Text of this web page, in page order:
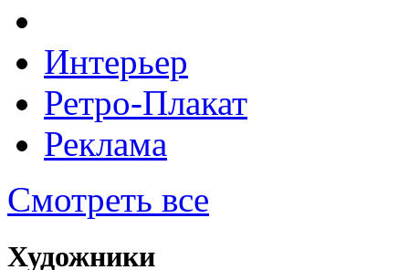
Интерьер
Ретро-Плакат
Реклама
Смотреть все
Художники